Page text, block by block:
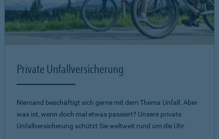
Private Unfallversicherung
Niemand beschäftigt sich gerne mit dem Thema Unfall. Aber
was ist, wenn doch mal etwas passiert? Unsere private
Unfallversicherung schützt Sie weltweit rund um die Uhr.